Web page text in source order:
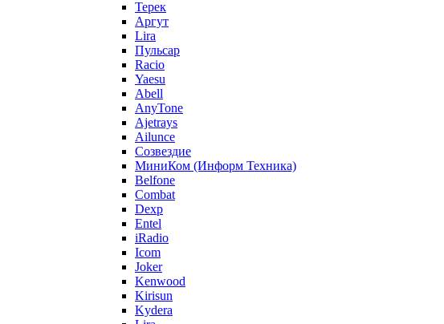
Терек
Аргут
Lira
Пульсар
Racio
Yaesu
Abell
AnyTone
Ajetrays
Ailunce
Созвездие
МиниКом (Информ Техника)
Belfone
Combat
Dexp
Entel
iRadio
Icom
Joker
Kenwood
Kirisun
Kydera